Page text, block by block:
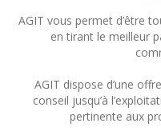
AGIT vous permet d’être
en tirant le meilleur
AGIT dispose d’une
conseil jusqu’à
pertinente aux